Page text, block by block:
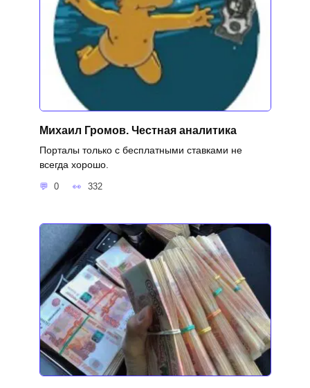
Михаил Громов. Честная аналитика
Порталы только с бесплатными ставками не
всегда хорошо.
0 332